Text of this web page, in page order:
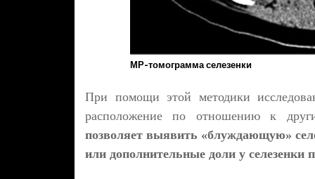
МР-томограмма селезенки
При помощи этой методики
расположение по отношению к
позволяет выявить «блуждающую»
или дополнительные доли у селезенки